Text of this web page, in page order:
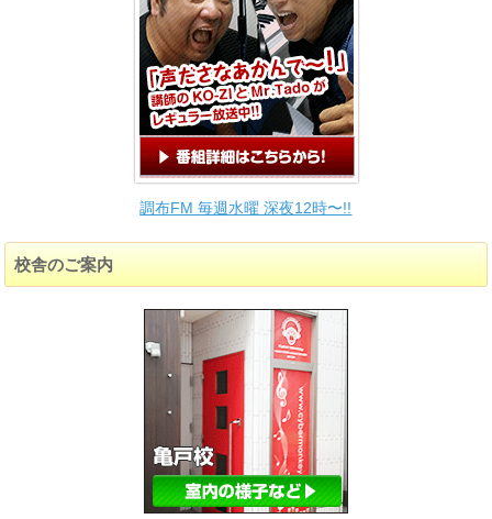
調布FM 毎週水曜 深夜12時〜!!
校舎のご案内